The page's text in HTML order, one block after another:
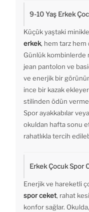
9-10 Yaş Erkek
Küçük yaştaki
erkek, hem tarz hem
Günlük kombinlerde
jean pantolon ve
ve enerjik bir
ince bir kazak
stilinden ödün
Spor ayakkabılar
okuldan hafta sonu
rahatlıkla tercih
Erkek Çocuk Spor
Enerjik ve hareketli
spor ceket, rahat
konfor sağlar.